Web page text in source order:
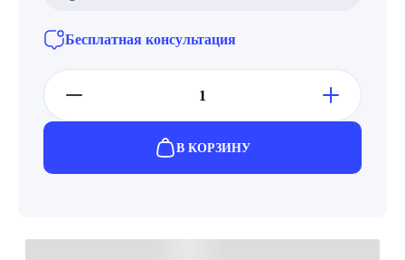
Бесплатная консультация
В КОРЗИНУ